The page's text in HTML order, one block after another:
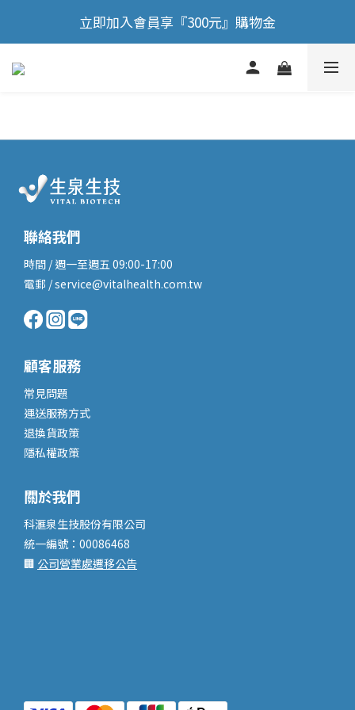
🎉 歡慶88節，滿額送膠原蛋白正貨！！
立即加入會員享『300元』購物金
🎉 歡慶88節，滿額送膠原蛋白正貨！！
聯絡我們
時間 / 週一至週五 09:00-17:00
電郵 / service@vitalhealth.com.tw
顧客服務
常見問題
運送服務方式
退換貨政策
隱私權政策
關於我們
科滙泉生技股份有限公司
統一編號：00086468
🏢 公司營業處遷移公告